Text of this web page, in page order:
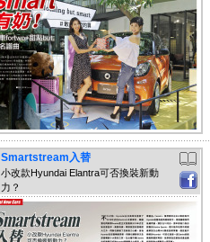
Smartstream入替
小改款Hyundai Elantra可否換裝新動
力？